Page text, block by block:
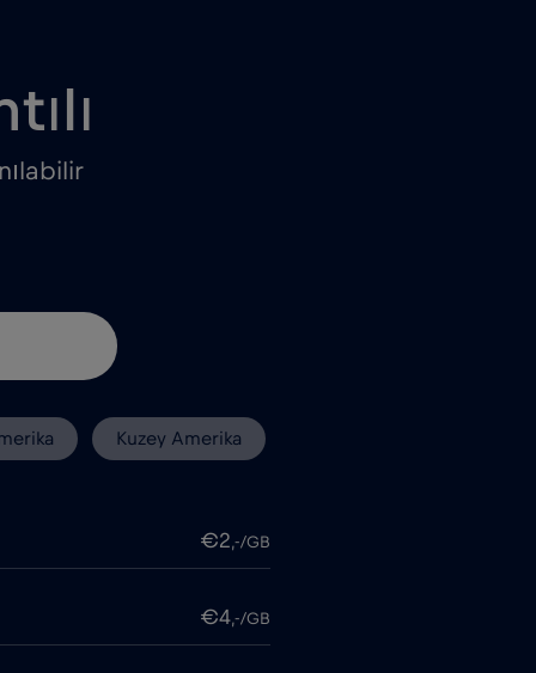
Kuzey Amerika
€2,-/GB
€4,-/GB